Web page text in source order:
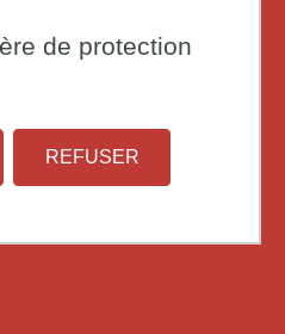
de protection
REFUSER
Université